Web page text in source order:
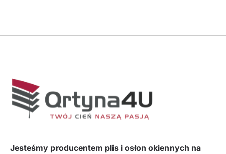
Jesteśmy producentem plis i osłon okiennych na